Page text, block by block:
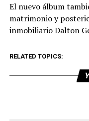
El nuevo álbum
matrimonio y
inmobiliario Dalton
RELATED TOPICS: